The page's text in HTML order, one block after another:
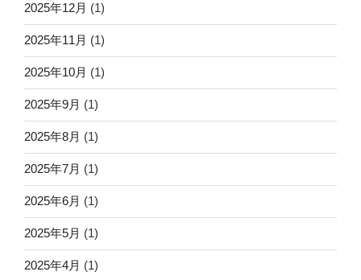
2025年12月 (1)
2025年11月 (1)
2025年10月 (1)
2025年9月 (1)
2025年8月 (1)
2025年7月 (1)
2025年6月 (1)
2025年5月 (1)
2025年4月 (1)